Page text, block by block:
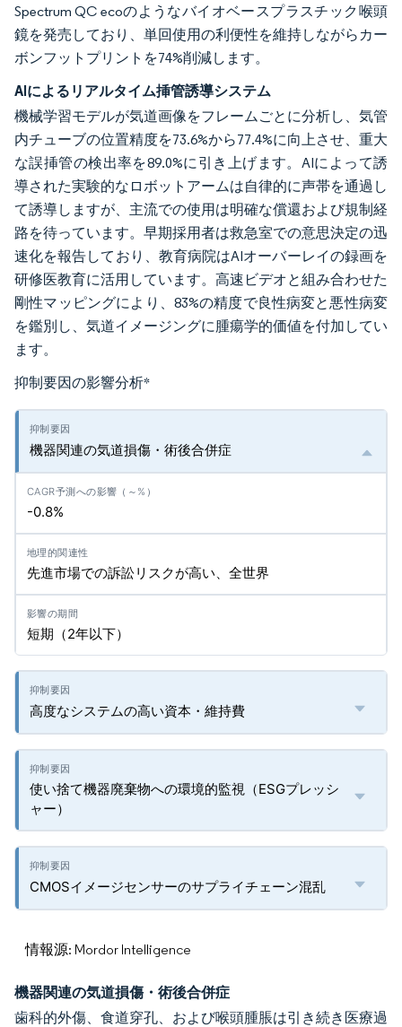
Spectrum QC ecoのようなバイオベースプラスチック喉頭
鏡を発売しており、単回使用の利便性を維持しながらカー
ボンフットプリントを74%削減します。
AIによるリアルタイム挿管誘導システム
機械学習モデルが気道画像をフレームごとに分析し、気管
内チューブの位置精度を73.6%から77.4%に向上させ、重大
な誤挿管の検出率を89.0%に引き上げます。AIによって誘
導された実験的なロボットアームは自律的に声帯を通過し
て誘導しますが、主流での使用は明確な償還および規制経
路を待っています。早期採用者は救急室での意思決定の迅
速化を報告しており、教育病院はAIオーバーレイの録画を
研修医教育に活用しています。高速ビデオと組み合わせた
剛性マッピングにより、83%の精度で良性病変と悪性病変
を鑑別し、気道イメージングに腫瘍学的価値を付加してい
ます。
抑制要因の影響分析*
機器関連の気道損傷・術後合併症
-0.8%
先進市場での訴訟リスクが高い、全世界
短期（2年以下）
高度なシステムの高い資本・維持費
使い捨て機器廃棄物への環境的監視（ESGプレッシ
ャー）
CMOSイメージセンサーのサプライチェーン混乱
情報源: Mordor Intelligence
機器関連の気道損傷・術後合併症
歯科的外傷、食道穿孔、および喉頭腫脹は引き続き医療過